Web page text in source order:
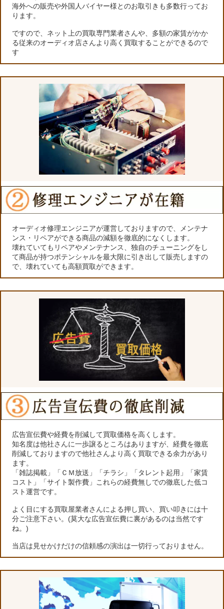
海外への販売や外国人バイヤー様とのお取引きも多数行ってお
ります。
ですので、ネット上の買取専門業者さんや、多額の家賃がかか
る従来のオーディオ店さんより高く買取することができるので
す
オーディオ修理エンジニアが運営しておりますので、メンテナ
ンス・リペアができる商品の減額を徹底的になくします。
壊れていてもリペアやメンテナンス、独自のチューニングをし
て商品が持つポテンシャルを最大限に引き出して販売しますの
で、壊れていても高額買取ができます。
広告宣伝費や経費を削減して買取価格を高くします。
知名度は他社さんに一歩譲るところはありますが、経費を徹底
削減しておりますので他社さんより高く買取できる余力があり
ます。
「雑誌掲載」「ＣＭ放送」「チラシ」「タレント起用」「家賃
コスト」「サイト製作費」これらの経費無しでの徹底した低コ
スト運営です。
よく目にする買取屋業者さんによる押し買い、買い叩きには十
分ご注意下さい。(莫大な広告宣伝費に裏があるのは当然です
ね。)
当店は見せかけだけの信頼感の演出は一切行っておりません。